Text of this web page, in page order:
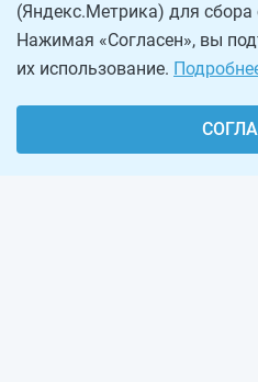
(Яндекс.Метрика) для сбора
Нажимая «Согласен», вы
их использование.